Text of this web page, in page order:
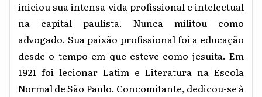
iniciou sua intensa vida profissional e intelectual
na capital paulista. Nunca militou como
advogado. Sua paixão profissional foi a educação
desde o tempo em que esteve como jesuíta. Em
1921 foi lecionar Latim e Literatura na Escola
Normal de São Paulo. Concomitante, dedicou-se à